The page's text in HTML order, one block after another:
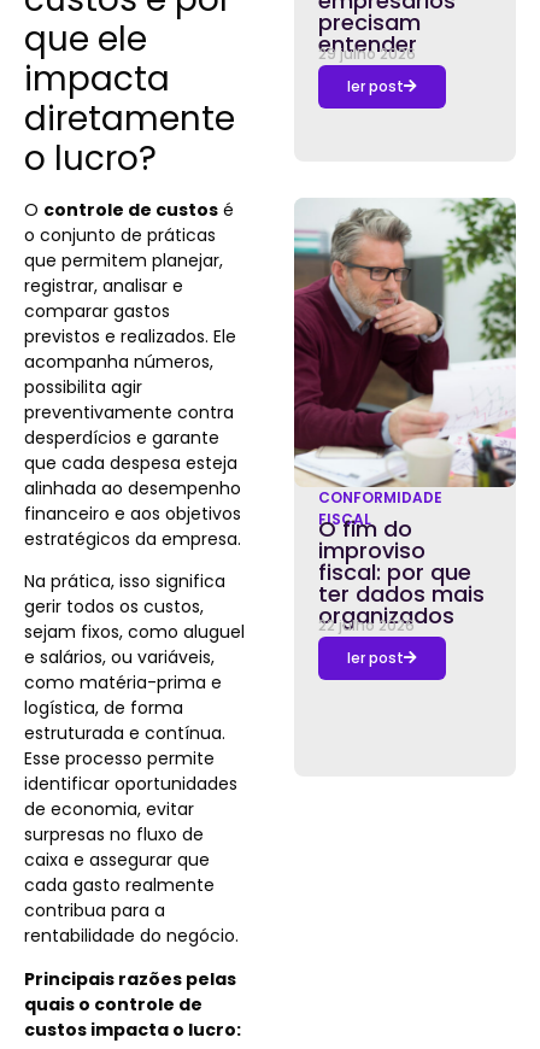
que ele
impacta
diretamente
o lucro?
O controle de custos é
o conjunto de práticas
que permitem planejar,
registrar, analisar e
comparar gastos
previstos e realizados. Ele
acompanha números,
possibilita agir
preventivamente contra
desperdícios e garante
que cada despesa esteja
alinhada ao desempenho
financeiro e aos objetivos
estratégicos da empresa.
Na prática, isso significa
gerir todos os custos,
sejam fixos, como aluguel
e salários, ou variáveis,
como matéria-prima e
logística, de forma
estruturada e contínua.
Esse processo permite
identificar oportunidades
de economia, evitar
surpresas no fluxo de
caixa e assegurar que
cada gasto realmente
contribua para a
rentabilidade do negócio.
Principais razões pelas
quais o controle de
custos impacta o lucro:
precisam
entender
29 julho 2026
ler post
CONFORMIDADE
FISCAL
O fim do
improviso
fiscal: por que
ter dados mais
organizados
22 julho 2026
ler post